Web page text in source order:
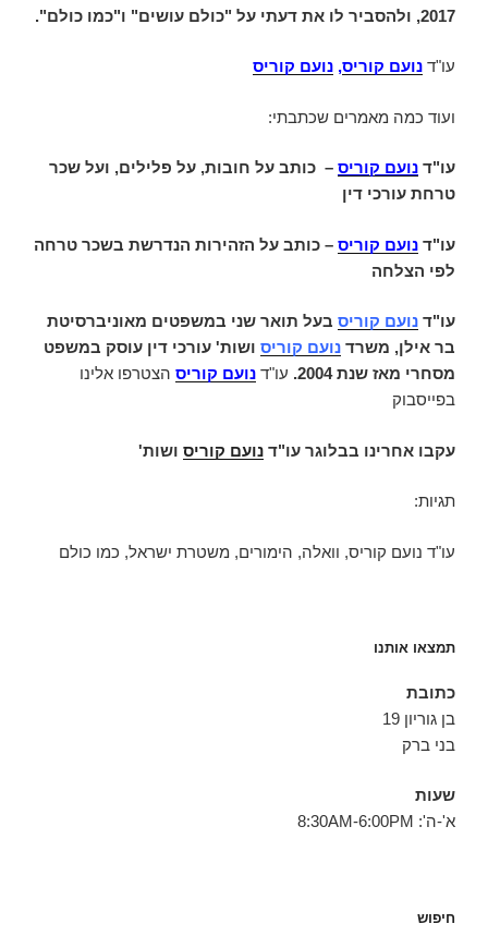
2017, ולהסביר לו את דעתי על "כולם עושים" ו"כמו כולם".
עו"ד נועם קוריס, נועם קוריס
ועוד כמה מאמרים שכתבתי:
עו"ד נועם קוריס – כותב על חובות, על פלילים, ועל שכר
טרחת עורכי דין
עו"ד נועם קוריס – כותב על הזהירות הנדרשת בשכר טרחה
לפי הצלחה
עו"ד נועם קוריס בעל תואר שני במשפטים מאוניברסיטת
בר אילן, משרד נועם קוריס ושות' עורכי דין עוסק במשפט
מסחרי מאז שנת 2004.
עו"ד נועם קוריס הצטרפו אלינו
בפייסבוק
עקבו אחרינו בבלוגר עו"ד נועם קוריס ושות'
תגיות:
עו"ד נועם קוריס, וואלה, הימורים, משטרת ישראל, כמו כולם
תמצאו אותנו
כתובת
בן גוריון 19
בני ברק
שעות
א'-ה': 8:30AM-6:00PM
חיפוש